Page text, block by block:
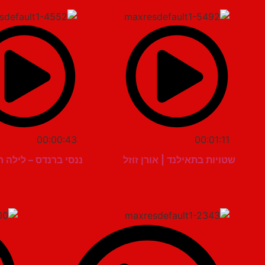
00:01:11
שטויות בתאילנד | אורן זוזל
00:00:43
ננסי ברנדס – לילה